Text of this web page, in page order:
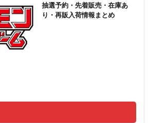
抽選予約・先着販売・在庫あ
り・再販入荷情報まとめ